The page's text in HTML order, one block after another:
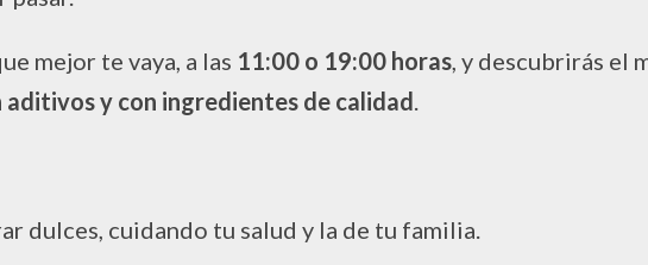
mejor te vaya, a las 11:00 o 19:00 horas , y descubrirás el
aditivos y con ingredientes de calidad
dulces, cuidando tu salud y la de tu familia.